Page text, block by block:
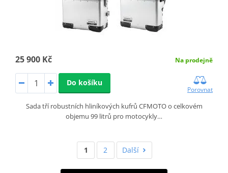
25 900 Kč Na prodejně
Do košíku
Porovnat
Sada tří robustních hliníkových kufrů CFMOTO o celkovém
objemu 99 litrů pro motocykly…
1 2 Další